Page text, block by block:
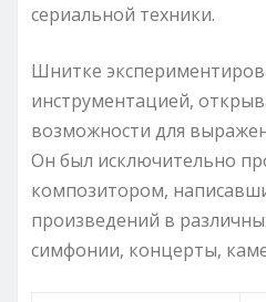
сериальной техники.
Шнитке
инструментацией,
возможности для
Он был исключительно
композитором,
произведений в
симфонии, концерты,